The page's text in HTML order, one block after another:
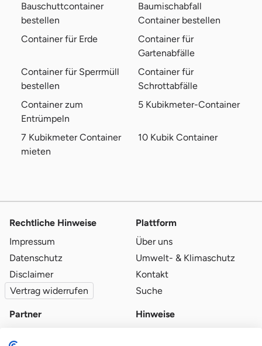
Bauschuttcontainer
bestellen
Baumischabfall
Container bestellen
Container für Erde
Container für
Gartenabfälle
Container für Sperrmüll
bestellen
Container für
Schrottabfälle
Container zum
Entrümpeln
5 Kubikmeter-Container
7 Kubikmeter Container
mieten
10 Kubik Container
Rechtliche Hinweise
Impressum
Datenschutz
Disclaimer
Vertrag widerrufen
Plattform
Über uns
Umwelt- & Klimaschutz
Kontakt
Suche
Partner
Hinweise